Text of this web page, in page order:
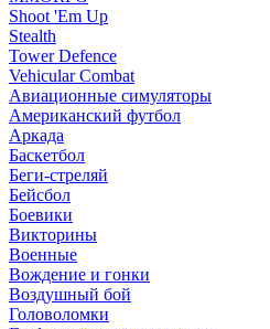
Shoot 'Em Up
Stealth
Tower Defence
Vehicular Combat
Авиационные симуляторы
Американский футбол
Аркада
Баскетбол
Беги-стреляй
Бейсбол
Боевики
Викторины
Военные
Вождение и гонки
Воздушный бой
Головоломки